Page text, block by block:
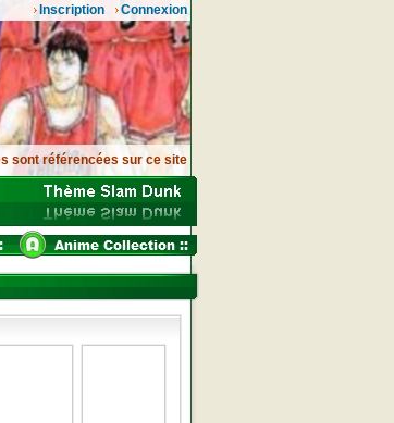
Connexion
Inscription
sont référencées sur ce site